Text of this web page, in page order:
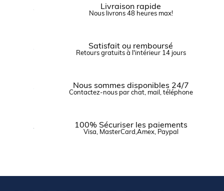
Livraison rapide
Nous livrons 48 heures max!
Satisfait ou remboursé
Retours gratuits à l'intérieur 14 jours
Nous sommes disponibles 24/7
Contactez-nous par chat, mail, téléphone
100% Sécuriser les paiements
Visa, MasterCard,Amex, Paypal